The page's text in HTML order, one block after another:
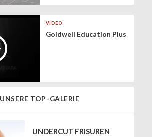
VIDEO
Goldwell Education Plus
UNSERE TOP-GALERIE
UNDERCUT FRISUREN